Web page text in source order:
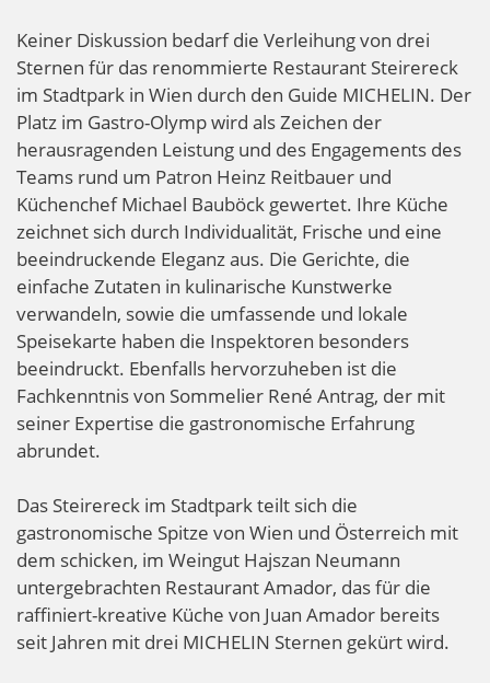
Keiner Diskussion bedarf die Verleihung von drei
Sternen für das renommierte Restaurant Steirereck
im Stadtpark in Wien durch den Guide MICHELIN. Der
Platz im Gastro-Olymp wird als Zeichen der
herausragenden Leistung und des Engagements des
Teams rund um Patron Heinz Reitbauer und
Küchenchef Michael Bauböck gewertet. Ihre Küche
zeichnet sich durch Individualität, Frische und eine
beeindruckende Eleganz aus. Die Gerichte, die
einfache Zutaten in kulinarische Kunstwerke
verwandeln, sowie die umfassende und lokale
Speisekarte haben die Inspektoren besonders
beeindruckt. Ebenfalls hervorzuheben ist die
Fachkenntnis von Sommelier René Antrag, der mit
seiner Expertise die gastronomische Erfahrung
abrundet.
Das Steirereck im Stadtpark teilt sich die
gastronomische Spitze von Wien und Österreich mit
dem schicken, im Weingut Hajszan Neumann
untergebrachten Restaurant Amador, das für die
raffiniert-kreative Küche von Juan Amador bereits
seit Jahren mit drei MICHELIN Sternen gekürt wird.